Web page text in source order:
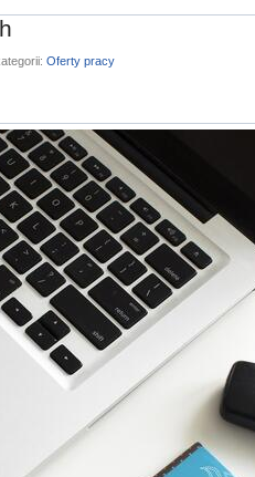
Oferty pracy